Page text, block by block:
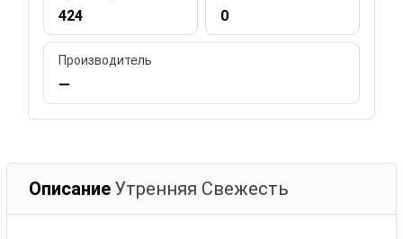
424 0
Производитель
—
Описание Утренняя Свежесть